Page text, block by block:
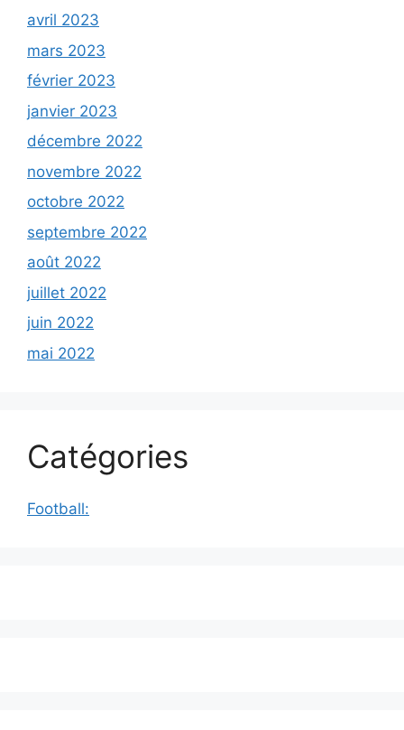
avril 2023
mars 2023
février 2023
janvier 2023
décembre 2022
novembre 2022
octobre 2022
septembre 2022
août 2022
juillet 2022
juin 2022
mai 2022
Catégories
Football: